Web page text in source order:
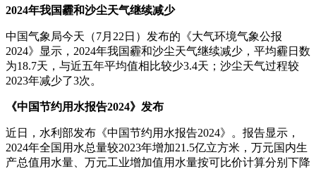
2024年我国霾和沙尘天气继续减少
中国气象局今天（7月22日）发布的《大气环境气象公报
2024》显示，2024年我国霾和沙尘天气继续减少，平均霾日数
为18.7天，与近五年平均值相比较少3.4天；沙尘天气过程较
2023年减少了3次。
《中国节约用水报告2024》发布
近日，水利部发布《中国节约用水报告2024》。报告显示，
2024年全国用水总量较2023年增加21.5亿立方米，万元国内生
产总值用水量、万元工业增加值用水量按可比价计算分别下降